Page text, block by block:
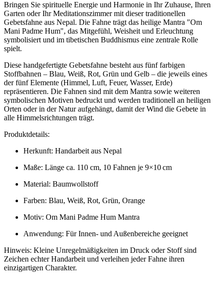
Bringen Sie spirituelle Energie und Harmonie in Ihr Zuhause, Ihren
Garten oder Ihr Meditationszimmer mit dieser traditionellen
Gebetsfahne aus Nepal. Die Fahne trägt das heilige Mantra "Om
Mani Padme Hum", das Mitgefühl, Weisheit und Erleuchtung
symbolisiert und im tibetischen Buddhismus eine zentrale Rolle
spielt.
Diese handgefertigte Gebetsfahne besteht aus fünf farbigen
Stoffbahnen – Blau, Weiß, Rot, Grün und Gelb – die jeweils eines
der fünf Elemente (Himmel, Luft, Feuer, Wasser, Erde)
repräsentieren. Die Fahnen sind mit dem Mantra sowie weiteren
symbolischen Motiven bedruckt und werden traditionell an heiligen
Orten oder in der Natur aufgehängt, damit der Wind die Gebete in
alle Himmelsrichtungen trägt.
Produktdetails:
Herkunft: Handarbeit aus Nepal
Maße: Länge ca. 110 cm, 10 Fahnen je 9×10 cm
Material: Baumwollstoff
Farben: Blau, Weiß, Rot, Grün, Orange
Motiv: Om Mani Padme Hum Mantra
Anwendung: Für Innen- und Außenbereiche geeignet
Hinweis: Kleine Unregelmäßigkeiten im Druck oder Stoff sind
Zeichen echter Handarbeit und verleihen jeder Fahne ihren
einzigartigen Charakter.